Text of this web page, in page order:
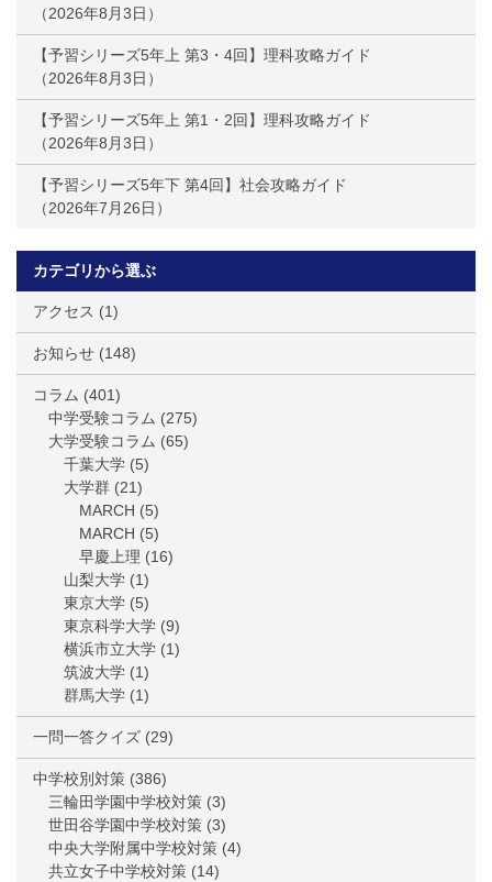
2026年8月3日
【予習シリーズ5年上 第3・4回】理科攻略ガイド
2026年8月3日
【予習シリーズ5年上 第1・2回】理科攻略ガイド
2026年8月3日
【予習シリーズ5年下 第4回】社会攻略ガイド
2026年7月26日
カテゴリから選ぶ
アクセス (1)
お知らせ (148)
コラム (401)
中学受験コラム (275)
大学受験コラム (65)
千葉大学 (5)
大学群 (21)
MARCH (5)
MARCH (5)
早慶上理 (16)
山梨大学 (1)
東京大学 (5)
東京科学大学 (9)
横浜市立大学 (1)
筑波大学 (1)
群馬大学 (1)
一問一答クイズ (29)
中学校別対策 (386)
三輪田学園中学校対策 (3)
世田谷学園中学校対策 (3)
中央大学附属中学校対策 (4)
共立女子中学校対策 (14)